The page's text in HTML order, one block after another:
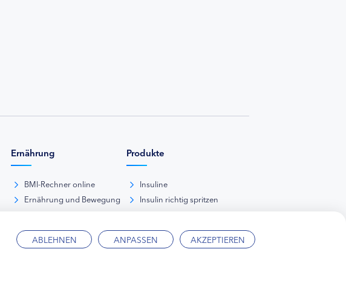
Ernährung
BMI-Rechner online
Ernährung und Bewegung
Lebensmittelkunde
Produkte
Insuline
Insulin richtig spritzen
ABLEHNEN ANPASSEN AKZEPTIEREN